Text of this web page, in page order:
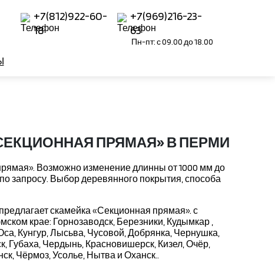
+7(812)922-60-
18
+7(969)216-23-
63
Пн-пт: с 09.00 до 18.00
ПРЯМАЯ» В ПЕРМИ
Возможно изменение длинны от 1000 мм до
запросу. Выбор деревянного покрытия, способа
скамейка «Секционная прямая». с
крае: Горнозаводск, Березники, Кудымкар ,
Кунгур, Лысьва, Чусовой, Добрянка, Чернушка,
Губаха, Чердынь, Красновишерск, Кизел, Очёр,
Чёрмоз, Усолье, Нытва и Оханск..